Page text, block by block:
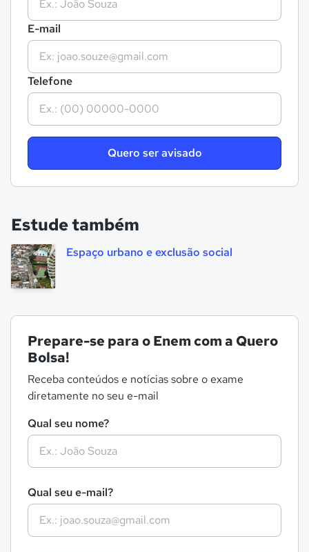
E-mail
Telefone
Quero ser avisado
Estude também
Espaço urbano e exclusão social
Prepare-se para o Enem com a Quero
Bolsa!
Receba conteúdos e notícias sobre o exame
diretamente no seu e-mail
Qual seu nome?
Qual seu e-mail?